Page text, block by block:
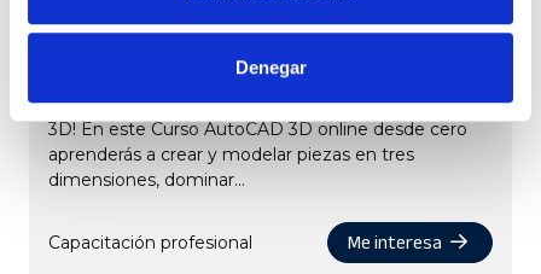
Denegar
¡Lleva tus diseños al siguiente nivel con AutoCAD
3D! En este Curso AutoCAD 3D online desde cero
aprenderás a crear y modelar piezas en tres
dimensiones, dominar...
Capacitación profesional Me interesa